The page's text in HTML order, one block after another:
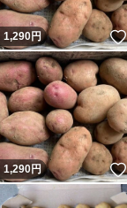
1,290円
1,290円